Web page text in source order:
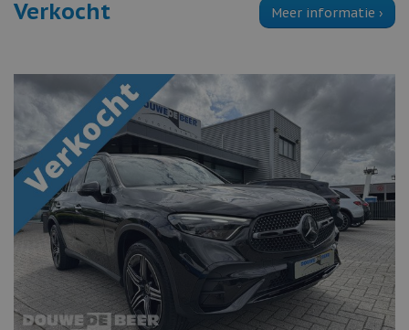
Verkocht Meer informatie ›